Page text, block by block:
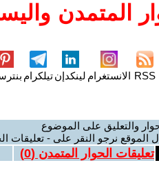
المتمدن
RSS الانستغرام لينكدإنتيلكرام
والتعليق على الموضوع
الموقع نرجو النقر على - تعليقات
تعليقات الحوار المتمدن (0
)